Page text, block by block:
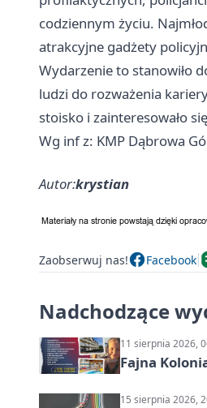
codziennym życiu.
atrakcyjne gadżety
Wydarzenie to stanowiło
ludzi do rozważenia
stoisko i zainteresowało
Wg inf z: KMP Dąbrowa
Autor:krystian
Zaobserwuj nas! Facebook
Nadchodzące
11 sierpnia 2026,
Fajna
15 sierpnia 2026,